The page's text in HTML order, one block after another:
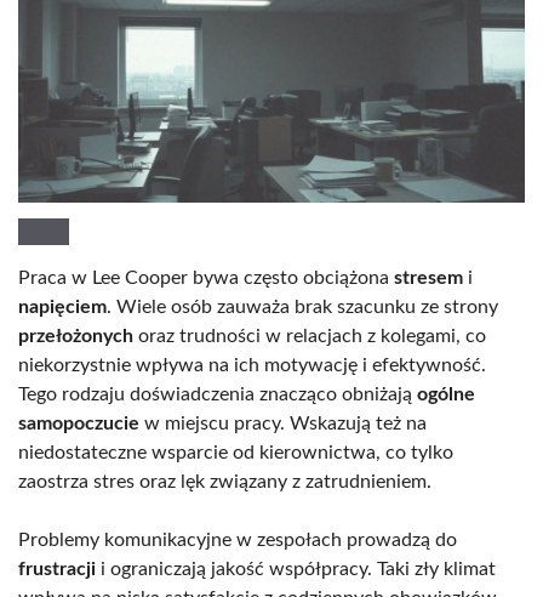
Praca w Lee Cooper bywa często obciążona stresem i
napięciem. Wiele osób zauważa brak szacunku ze strony
przełożonych oraz trudności w relacjach z kolegami, co
niekorzystnie wpływa na ich motywację i efektywność.
Tego rodzaju doświadczenia znacząco obniżają ogólne
samopoczucie w miejscu pracy. Wskazują też na
niedostateczne wsparcie od kierownictwa, co tylko
zaostrza stres oraz lęk związany z zatrudnieniem.
Problemy komunikacyjne w zespołach prowadzą do
frustracji i ograniczają jakość współpracy. Taki zły klimat